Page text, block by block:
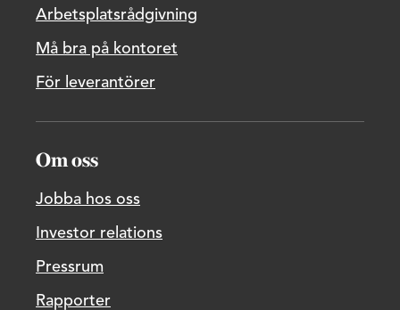
Arbetsplatsrådgivning
Må bra på kontoret
För leverantörer
Om oss
Jobba hos oss
Investor relations
Pressrum
Rapporter